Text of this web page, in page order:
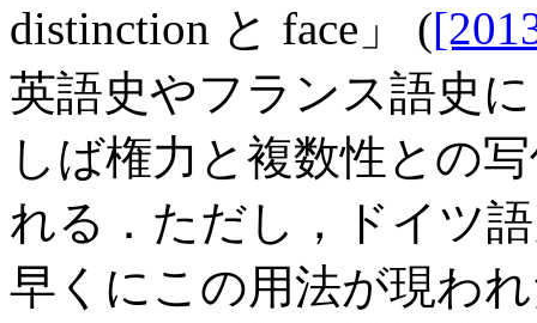
distinction と face」 (
英語史やフランス語史
しば権力と複数性との
れる．ただし，ドイツ
早くにこの用法が現わ